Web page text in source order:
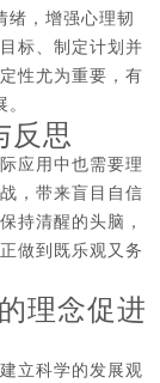
绪，增强心理韧
标、制定计划并
性尤为重要，有
反思
应用中也需要理
，带来盲目自信
持清醒的头脑，
做到既乐观又务
理念促进
立科学的发展观